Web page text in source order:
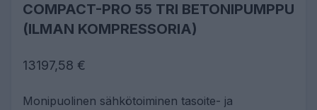
COMPACT-PRO 55 TRI BETONIPUMPPU
(ILMAN KOMPRESSORIA)
13197,58 €
Monipuolinen sähkötoiminen tasoite- ja